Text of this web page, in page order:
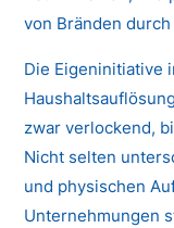
von Bränden
Die Eigeninitiative
zwar verlockend,
Nicht selten
und physischen
Unternehmungen